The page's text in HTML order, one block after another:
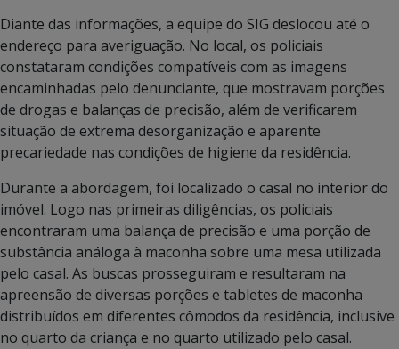
Diante das informações, a equipe do SIG deslocou até o
endereço para averiguação. No local, os policiais
constataram condições compatíveis com as imagens
encaminhadas pelo denunciante, que mostravam porções
de drogas e balanças de precisão, além de verificarem
situação de extrema desorganização e aparente
precariedade nas condições de higiene da residência.
Durante a abordagem, foi localizado o casal no interior do
imóvel. Logo nas primeiras diligências, os policiais
encontraram uma balança de precisão e uma porção de
substância análoga à maconha sobre uma mesa utilizada
pelo casal. As buscas prosseguiram e resultaram na
apreensão de diversas porções e tabletes de maconha
distribuídos em diferentes cômodos da residência, inclusive
no quarto da criança e no quarto utilizado pelo casal.